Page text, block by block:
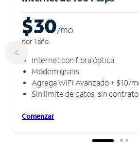
$30/mo
por 1 año
Internet con fibra óptica
Módem gratis
Agrega WiFi Avanzado + $10/
Sin límite de datos, sin
Comenzar